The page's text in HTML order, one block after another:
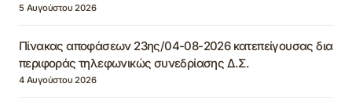
5 Αυγούστου 2026
Πίνακας αποφάσεων 23ης/04-08-2026 κατεπείγουσας δια
περιφοράς τηλεφωνικώς συνεδρίασης Δ.Σ.
4 Αυγούστου 2026